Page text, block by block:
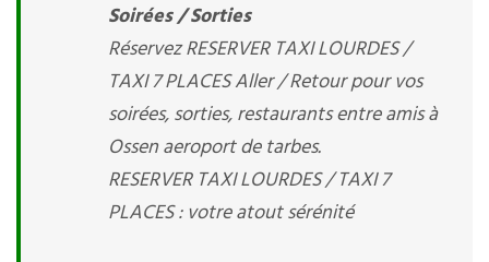
Soirées / Sorties
Réservez RESERVER TAXI LOURDES /
TAXI 7 PLACES Aller / Retour pour vos
soirées, sorties, restaurants entre amis à
Ossen aeroport de tarbes.
RESERVER TAXI LOURDES / TAXI 7
PLACES : votre atout sérénité